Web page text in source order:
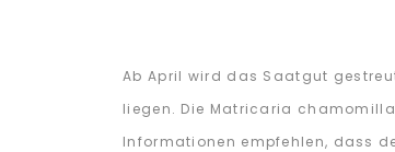
Ab April wird das Saatgut
liegen. Die Matricaria
Informationen empfehlen, dass